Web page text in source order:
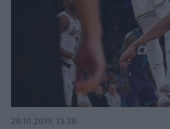
28.10.2019, 13:38